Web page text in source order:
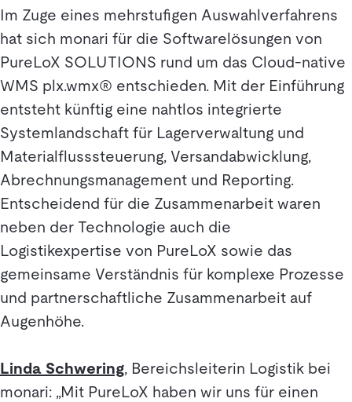
Im Zuge eines mehrstufigen Auswahlverfahrens
hat sich monari für die Softwarelösungen von
PureLoX SOLUTIONS rund um das Cloud-native
WMS plx.wmx® entschieden. Mit der Einführung
entsteht künftig eine nahtlos integrierte
Systemlandschaft für Lagerverwaltung und
Materialflusssteuerung, Versandabwicklung,
Abrechnungsmanagement und Reporting.
Entscheidend für die Zusammenarbeit waren
neben der Technologie auch die
Logistikexpertise von PureLoX sowie das
gemeinsame Verständnis für komplexe Prozesse
und partnerschaftliche Zusammenarbeit auf
Augenhöhe.
Linda Schwering, Bereichsleiterin Logistik bei
monari: „Mit PureLoX haben wir uns für einen